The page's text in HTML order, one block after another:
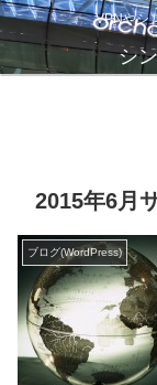
VPNやシ
シ
2015年6月
ブログ(WordPress)